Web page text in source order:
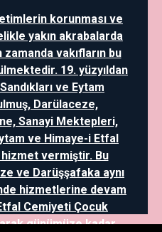
korunması ve
yakın akrabalarda
vakıfların bu
19. yüzyıldan
ve Eytam
Darülaceze,
Sanayi Mektepleri,
ve Himaye-i Etfal
vermiştir. Bu
ve Darüşşafaka aynı
hizmetlerine devam
Cemiyeti Çocuk
günümüze kadar